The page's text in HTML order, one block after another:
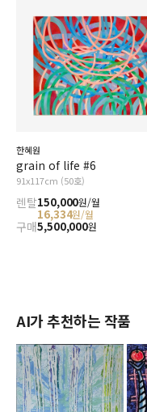
한혜원
grain of life #6
91x117cm (50호)
렌탈150,000원/월
16,334원/월
구매5,500,000원
AI가 추천하는 작품